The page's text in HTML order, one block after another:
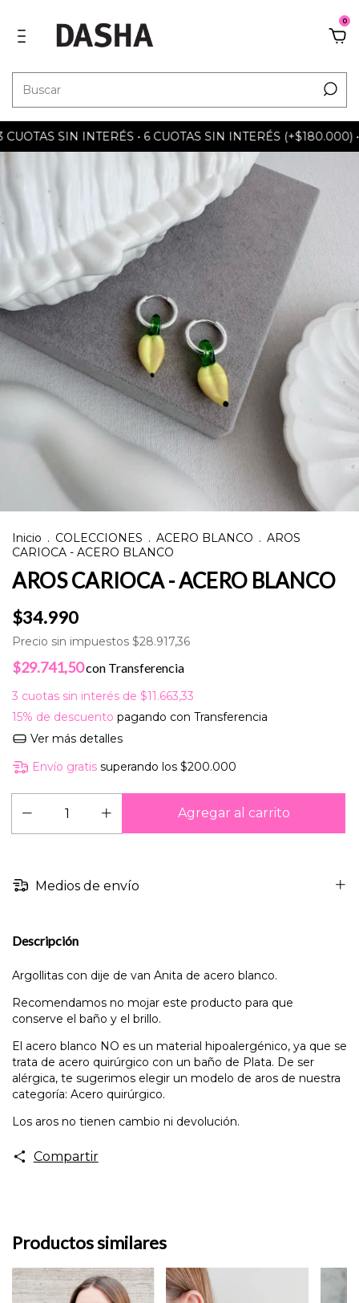
0
SIN INTERÉS • 6 CUOTAS SIN INTERÉS (+$180.000)
Inicio . COLECCIONES . ACERO BLANCO . AROS
CARIOCA - ACERO BLANCO
AROS CARIOCA - ACERO BLANCO
$34.990
Precio sin impuestos $28.917,36
$29.741,50con Transferencia
3 cuotas sin interés de $11.663,33
15% de descuento pagando con Transferencia
Ver más detalles
Envío gratis superando los$200.000
Medios de envío
Descripción
Argollitas con dije de van Anita de acero blanco.
Recomendamos no mojar este producto para que
conserve el baño y el brillo.
El acero blanco NO es un material hipoalergénico, ya que se
trata de acero quirúrgico con un baño de Plata. De ser
alérgica, te sugerimos elegir un modelo de aros de nuestra
categoría: Acero quirúrgico.
Los aros no tienen cambio ni devolución.
Compartir
Productos similares